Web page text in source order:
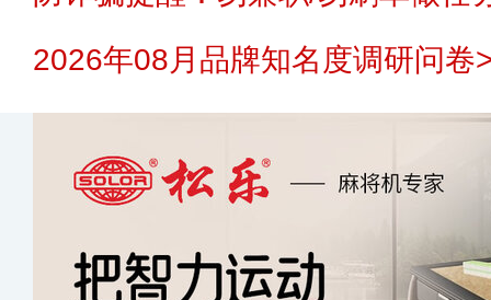
2026年08月品牌知名度调研问卷